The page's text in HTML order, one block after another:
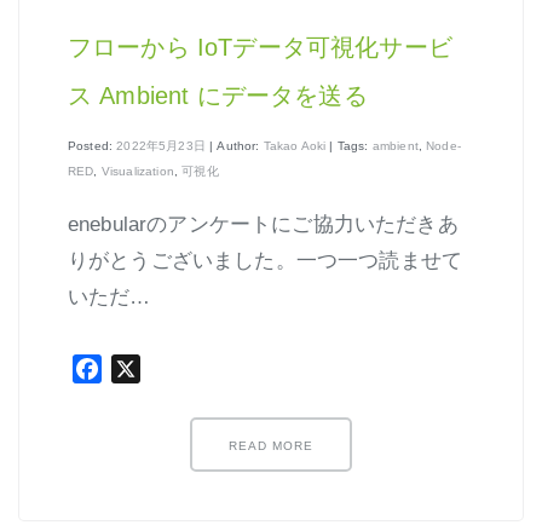
Node-REDの基本的な使い方
エージェント実行環境
プライベートノード
Node-RED にゅーびーず
フローから IoTデータ可視化サービ
ス Ambient にデータを送る
Posted:2022年5月23日 | Author: Takao Aoki | Tags: ambient, Node-
RED, Visualization, 可視化
enebularのアンケートにご協力いただきあ
りがとうございました。一つ一つ読ませて
いただ…
Facebook
READ MORE